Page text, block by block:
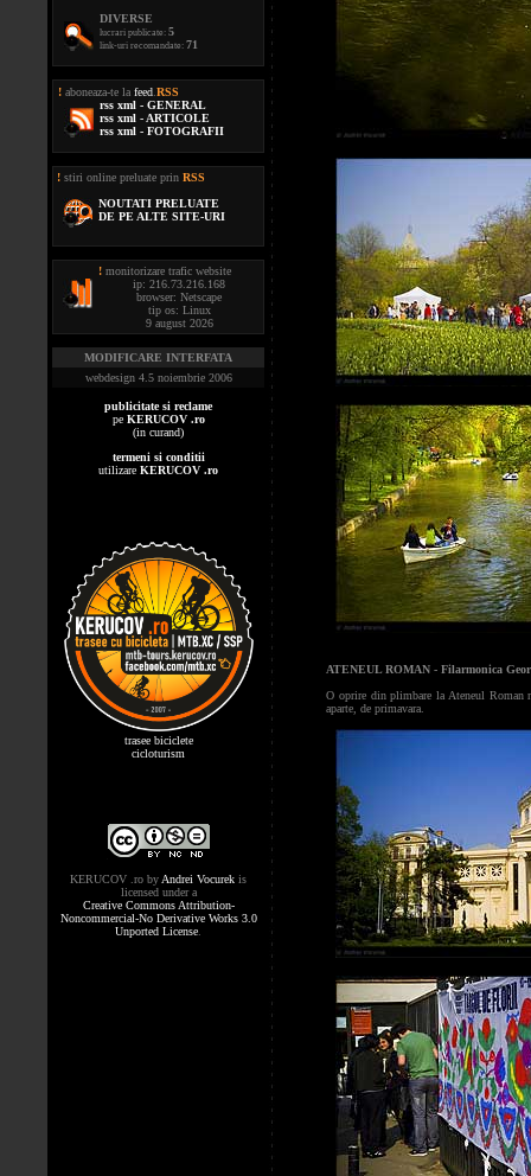
DIVERSE
lucrari publicate: 5
link-uri recomandate: 71
! aboneaza-te la feed RSS
rss xml - GENERAL
rss xml - ARTICOLE
rss xml - FOTOGRAFII
! stiri online preluate prin RSS
NOUTATI PRELUATE
DE PE ALTE SITE-URI
! monitorizare trafic website
ip: 216.73.216.168
browser: Netscape
tip os: Linux
9 august 2026
MODIFICARE INTERFATA
webdesign 4.5 noiembrie 2006
publicitate si reclame
pe KERUCOV .ro
(in curand)
termeni si conditii
utilizare KERUCOV .ro
trasee biciclete
cicloturism
KERUCOV .ro by Andrei Vocurek is
licensed under a
Creative Commons Attribution-
Noncommercial-No Derivative Works 3.0
Unported License
ATENEUL ROMAN - Filarmonica
O oprire din plimbare la Ateneul Roman
aparte, de primavara.